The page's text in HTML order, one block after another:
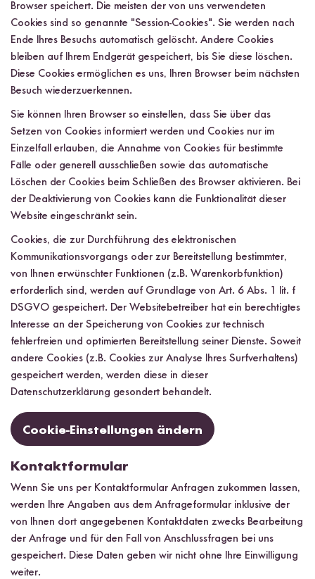
Browser speichert. Die meisten der von uns verwendeten
Cookies sind so genannte "Session-Cookies". Sie werden nach
Ende Ihres Besuchs automatisch gelöscht. Andere Cookies
bleiben auf Ihrem Endgerät gespeichert, bis Sie diese löschen.
Diese Cookies ermöglichen es uns, Ihren Browser beim nächsten
Besuch wiederzuerkennen.
Sie können Ihren Browser so einstellen, dass Sie über das
Setzen von Cookies informiert werden und Cookies nur im
Einzelfall erlauben, die Annahme von Cookies für bestimmte
Fälle oder generell ausschließen sowie das automatische
Löschen der Cookies beim Schließen des Browser aktivieren. Bei
der Deaktivierung von Cookies kann die Funktionalität dieser
Website eingeschränkt sein.
Cookies, die zur Durchführung des elektronischen
Kommunikationsvorgangs oder zur Bereitstellung bestimmter,
von Ihnen erwünschter Funktionen (z.B. Warenkorbfunktion)
erforderlich sind, werden auf Grundlage von Art. 6 Abs. 1 lit. f
DSGVO gespeichert. Der Websitebetreiber hat ein berechtigtes
Interesse an der Speicherung von Cookies zur technisch
fehlerfreien und optimierten Bereitstellung seiner Dienste. Soweit
andere Cookies (z.B. Cookies zur Analyse Ihres Surfverhaltens)
gespeichert werden, werden diese in dieser
Datenschutzerklärung gesondert behandelt.
Cookie-Einstellungen ändern
Kontaktformular
Wenn Sie uns per Kontaktformular Anfragen zukommen lassen,
werden Ihre Angaben aus dem Anfrageformular inklusive der
von Ihnen dort angegebenen Kontaktdaten zwecks Bearbeitung
der Anfrage und für den Fall von Anschlussfragen bei uns
gespeichert. Diese Daten geben wir nicht ohne Ihre Einwilligung
weiter.